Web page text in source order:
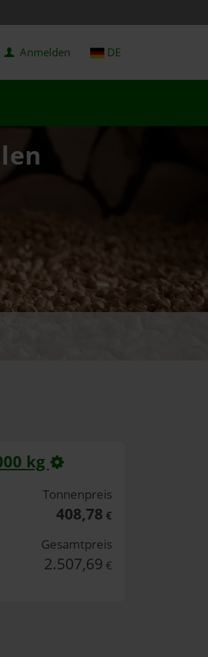
Anmelden DE
kg
Tonnenpreis
408,78 €
Gesamtpreis
2.507,69 €